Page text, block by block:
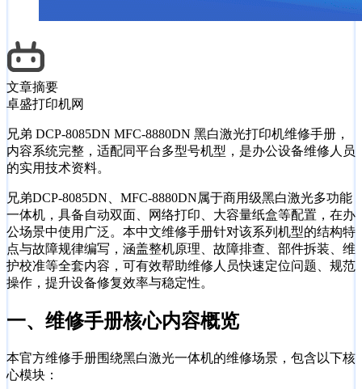
文章摘要
卓盛打印机网
兄弟 DCP-8085DN MFC-8880DN 黑白激光打印机维修手册，
内容系统完整，适配同平台多型号机型，是办公设备维修人员
的实用技术资料。
兄弟DCP-8085DN、MFC-8880DN属于商用级黑白激光多功能
一体机，具备自动双面、网络打印、大容量纸盒等配置，在办
公场景中使用广泛。本中文维修手册针对该系列机型的结构特
点与故障规律编写，涵盖整机原理、故障排查、部件拆装、维
护校准等全套内容，可有效帮助维修人员快速定位问题、规范
操作，提升设备修复效率与稳定性。
一、维修手册核心内容概览
本官方维修手册围绕黑白激光一体机的维修场景，包含以下核
心模块：